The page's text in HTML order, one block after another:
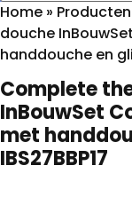
Home » Producten
douche
handdouche en
Complete
InBouwSet
met
IBS27BBP17